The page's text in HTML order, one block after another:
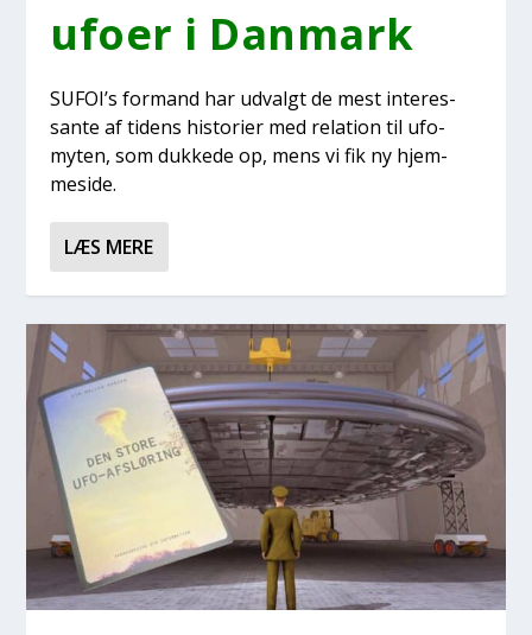
ufo­er i Dan­mark
SUFOI’s for­mand har udvalgt de mest inter­es­
san­te af tidens histo­ri­er med rela­tion til ufo­
myten, som duk­ke­de op, mens vi fik ny hjem­
mesi­de.
LÆS MERE